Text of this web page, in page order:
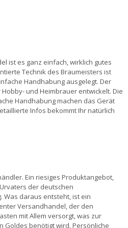
ist es ganz einfach, wirklich gutes
Technik des Braumeisters ist
Handhabung ausgelegt. Der
und Heimbrauer entwickelt. Die
Handhabung machen das Gerät
Infos bekommt Ihr natürlich
Ein riesiges Produktangebot,
der deutschen
Was daraus entsteht, ist ein
Versandhandel, der den
mit Allem versorgt, was zur
Goldes benötigt wird. Persönliche